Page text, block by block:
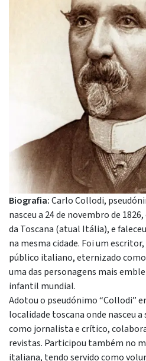
Biografia:Carlo Collodi,
nasceu a 24 de novembro de
da Toscana (atual Itália), e
na mesma cidade. Foi um
público italiano, eternizado
uma das personagens mais
infantil mundial.
Adotou o pseudónimo “Collodi”
localidade toscana onde nasceu
como jornalista e crítico,
revistas. Participou também no
italiana, tendo servido como